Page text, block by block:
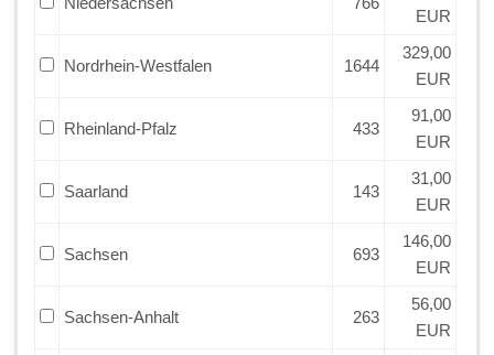
EUR
Nordrhein-Westfalen 1644
329,00
EUR
Rheinland-Pfalz 433
91,00
EUR
Saarland 143
31,00
EUR
Sachsen 693
146,00
EUR
Sachsen-Anhalt 263
56,00
EUR